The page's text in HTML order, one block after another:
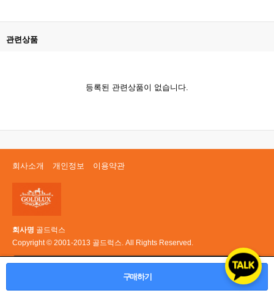
구매하기
관련상품
등록된 관련상품이 없습니다.
회사소개 개인정보 이용약관
회사명 골드럭스
Copyright © 2001-2013 골드럭스. All Rights Reserved.
PC 버전